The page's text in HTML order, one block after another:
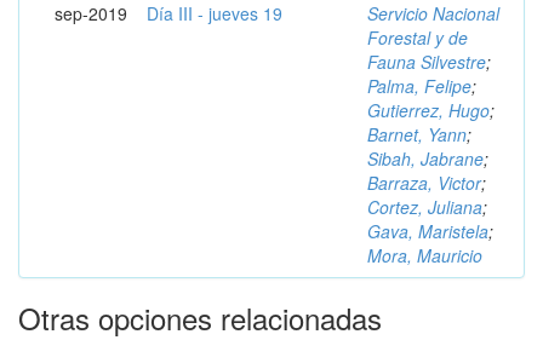
sep-2019 Día III - jueves 19
Servicio Nacional
Forestal y de
Fauna Silvestre;
Palma, Felipe;
Gutierrez, Hugo;
Barnet, Yann;
Sibah, Jabrane;
Barraza, Victor;
Cortez, Juliana;
Gava, Maristela;
Mora, Mauricio
Otras opciones relacionadas